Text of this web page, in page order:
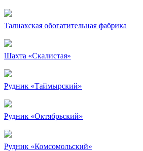
Талнахская обогатительная фабрика
Шахта «Скалистая»
Рудник «Таймырский»
Рудник «Октябрьский»
Рудник «Комсомольский»